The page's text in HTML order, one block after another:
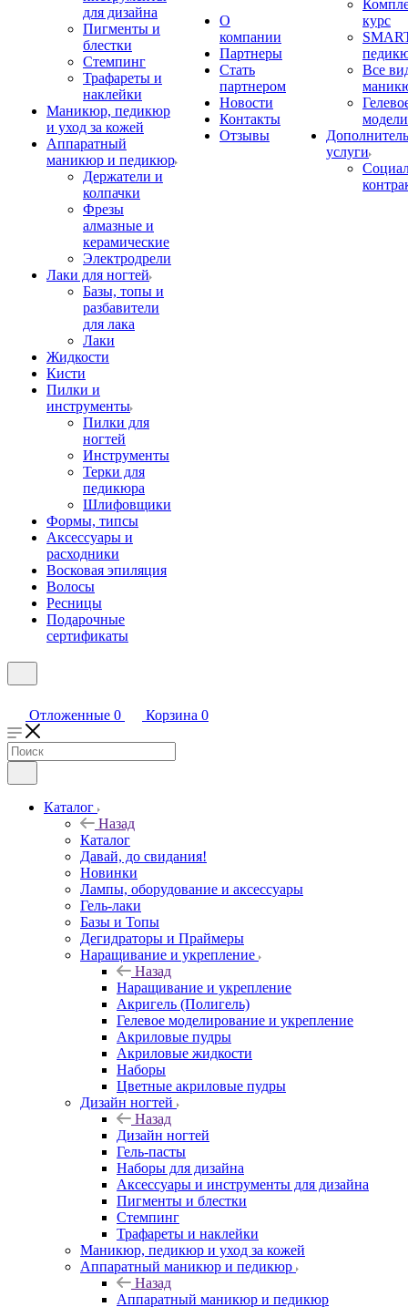
для дизайна
Пигменты и
блестки
Стемпинг
Трафареты и
наклейки
Маникюр, педикюр
и уход за кожей
Аппаратный
маникюр и педикюр
Держатели и
колпачки
Фрезы
алмазные и
керамические
Электродрели
Лаки для ногтей
Базы, топы и
разбавители
для лака
Лаки
Жидкости
Кисти
Пилки и
инструменты
Пилки для
ногтей
Инструменты
Терки для
педикюра
Шлифовщики
Формы, типсы
Аксессуары и
расходники
Восковая эпиляция
Волосы
Ресницы
Подарочные
сертификаты
О
компании
Партнеры
Стать
партнером
Новости
Контакты
Отзывы
курс
Все
услуги
Отложенные 0 Корзина 0
Каталог
Назад
Каталог
Давай, до свидания!
Новинки
Лампы, оборудование и аксессуары
Гель-лаки
Базы и Топы
Дегидраторы и Праймеры
Наращивание и укрепление
Назад
Наращивание и укрепление
Акригель (Полигель)
Гелевое моделирование и укрепление
Акриловые пудры
Акриловые жидкости
Наборы
Цветные акриловые пудры
Дизайн ногтей
Назад
Дизайн ногтей
Гель-пасты
Наборы для дизайна
Аксессуары и инструменты для дизайна
Пигменты и блестки
Стемпинг
Трафареты и наклейки
Маникюр, педикюр и уход за кожей
Аппаратный маникюр и педикюр
Назад
Аппаратный маникюр и педикюр